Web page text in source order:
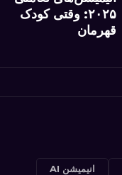
۲۰۲۵: وقتی کودک
قهرمان
انیمیشن AI